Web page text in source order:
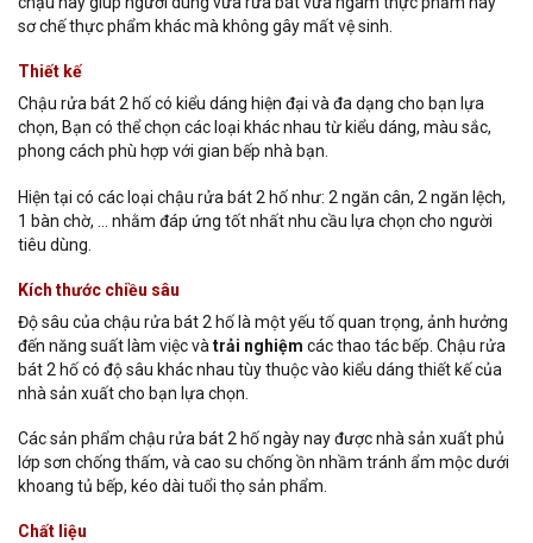
sơ chế thực phẩm khác mà không gây mất vệ sinh.
Thiết kế
Chậu rửa bát 2 hố có kiểu dáng hiện đại và đa dạng cho bạn lựa
chọn, Bạn có thể chọn các loại khác nhau từ kiểu dáng, màu sắc,
phong cách phù hợp với gian bếp nhà bạn.
Hiện tại có các loại chậu rửa bát 2 hố như: 2 ngăn cân, 2 ngăn lệch,
1 bàn chờ, … nhằm đáp ứng tốt nhất nhu cầu lựa chọn cho người
tiêu dùng.
Kích thước chiều sâu
Độ sâu của chậu rửa bát 2 hố là một yếu tố quan trọng, ảnh hưởng
đến năng suất làm việc và trải nghiệm các thao tác bếp. Chậu rửa
bát 2 hố có độ sâu khác nhau tùy thuộc vào kiểu dáng thiết kế của
nhà sản xuất cho bạn lựa chọn.
Các sản phẩm chậu rửa bát 2 hố ngày nay được nhà sản xuất phủ
lớp sơn chống thấm, và cao su chống ồn nhầm tránh ẩm mộc dưới
khoang tủ bếp, kéo dài tuổi thọ sản phẩm.
Chất liệu